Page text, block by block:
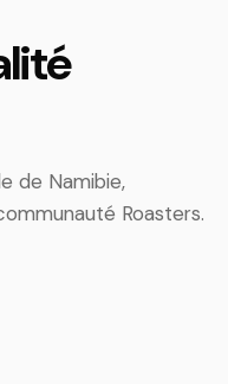
de Namibie,
Roasters.